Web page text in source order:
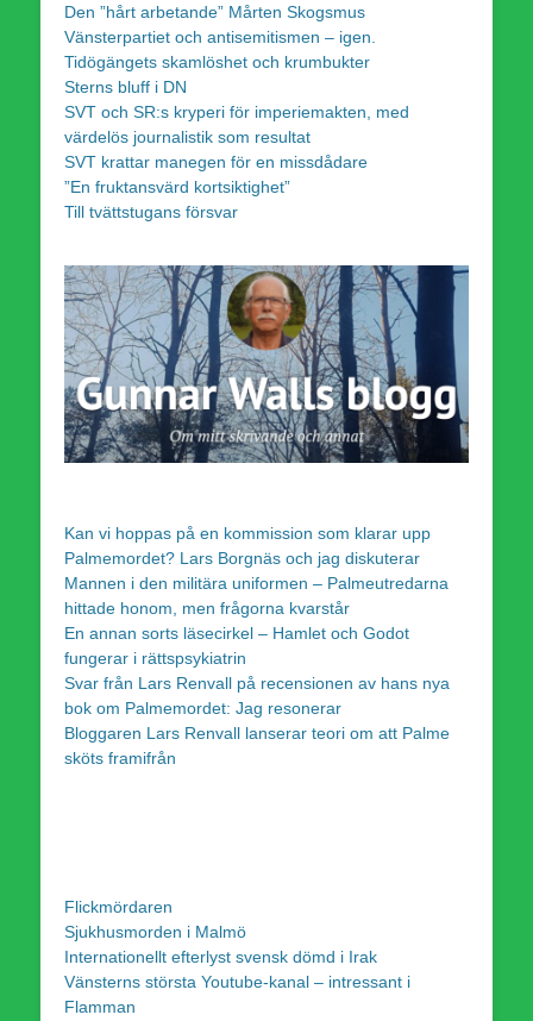
Den ”hårt arbetande” Mårten Skogsmus
Vänsterpartiet och antisemitismen – igen.
Tidögängets skamlöshet och krumbukter
Sterns bluff i DN
SVT och SR:s kryperi för imperiemakten, med
värdelös journalistik som resultat
SVT krattar manegen för en missdådare
”En fruktansvärd kortsiktighet”
Till tvättstugans försvar
Kan vi hoppas på en kommission som klarar upp
Palmemordet? Lars Borgnäs och jag diskuterar
Mannen i den militära uniformen – Palmeutredarna
hittade honom, men frågorna kvarstår
En annan sorts läsecirkel – Hamlet och Godot
fungerar i rättspsykiatrin
Svar från Lars Renvall på recensionen av hans nya
bok om Palmemordet: Jag resonerar
Bloggaren Lars Renvall lanserar teori om att Palme
sköts framifrån
Flickmördaren
Sjukhusmorden i Malmö
Internationellt efterlyst svensk dömd i Irak
Vänsterns största Youtube-kanal – intressant i
Flamman